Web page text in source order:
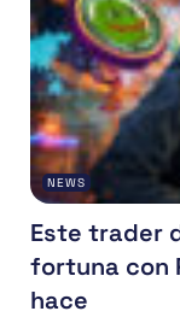
NEWS
Este trader
fortuna con
hace